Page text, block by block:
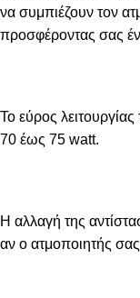
να συμπιέζουν τον
προσφέροντας σας
Το εύρος
70 έως 75 watt.
Η αλλαγή της
αν ο ατμοποιητής